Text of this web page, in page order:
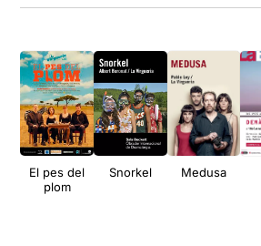
El pes del
plom
Snorkel Medusa